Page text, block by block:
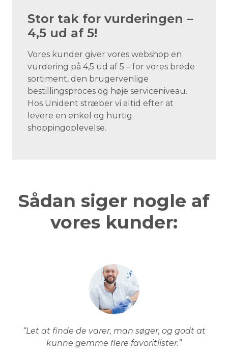
Stor tak for vurderingen –
4,5 ud af 5!
Vores kunder giver vores webshop en
vurdering på 4,5 ud af 5 – for vores brede
sortiment, den brugervenlige
bestillingsproces og høje serviceniveau.
Hos Unident stræber vi altid efter at
levere en enkel og hurtig
shoppingoplevelse.
Sådan siger nogle af
vores kunder:
“Let at finde de varer, man søger, og godt at
kunne gemme flere favoritlister.”